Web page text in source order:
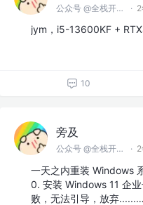
公众号 @全栈开发师 ·
jym，i5-13600KF +
10
旁及
公众号 @全栈开发师 ·
一天之内重装 Windows
0. 安装 Windows 11 企
败，无法引导，放弃......…